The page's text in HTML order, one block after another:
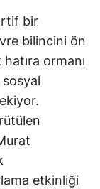
bir
bilincini ön
ormanı
etkinliği